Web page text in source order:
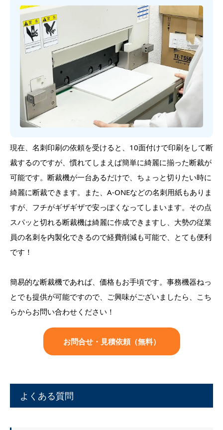
現在、名刺印刷の依頼を受けると、10面付けで印刷をして断
裁するのですが、慣れてしまえば簡単に綺麗に揃った断裁が
可能です。断裁機が一台あるだけで、ちょっと切りたい時に
綺麗に断裁できます。また、A-ONEなどの名刺用紙もありま
すが、フチがギザギザで安っぽくなってしまいます。その点
スパッと切れる断裁機は綺麗に作成できますし、大勢の従業
員の名刺を内製化できるので経費削減も可能で、とても便利
です！
簡易的な断裁機であれば、価格もお手頃です。事務機器ねっ
とでも提供が可能ですので、ご興味がございましたら、こち
らからお問い合わせください！
お問合せ・見積依頼（無料）
よくある質問